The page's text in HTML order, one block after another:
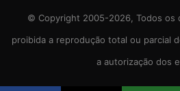
© Copyright 2005-2026, Todos
proibida a reprodução total ou parcial
a autorização dos